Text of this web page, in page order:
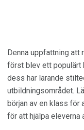
Denna uppfattning att
först blev ett populärt
dess har lärande
utbildningsområdet.
början av en klass för
för att hjälpa eleverna